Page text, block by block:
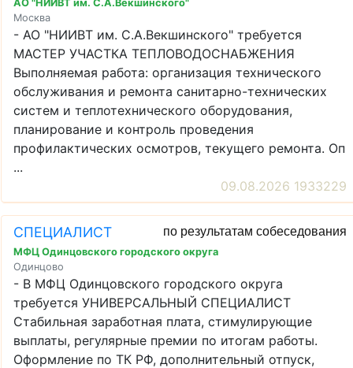
АО "НИИВТ им. С.А.Векшинского"
Москва
- АО "НИИВТ им. С.А.Векшинского" требуется
МАСТЕР УЧАСТКА ТЕПЛОВОДОСНАБЖЕНИЯ
Выполняемая работа: организация технического
обслуживания и ремонта санитарно-технических
систем и теплотехнического оборудования,
планирование и контроль проведения
профилактических осмотров, текущего ремонта. Оп
...
09.08.2026 1933229
СПЕЦИАЛИСТ по результатам собеседования
МФЦ Одинцовского городского округа
Одинцово
- В МФЦ Одинцовского городского округа
требуется УНИВЕРСАЛЬНЫЙ СПЕЦИАЛИСТ
Стабильная заработная плата, стимулирующие
выплаты, регулярные премии по итогам работы.
Оформление по ТК РФ, дополнительный отпуск,